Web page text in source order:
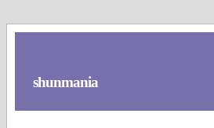
shunmania